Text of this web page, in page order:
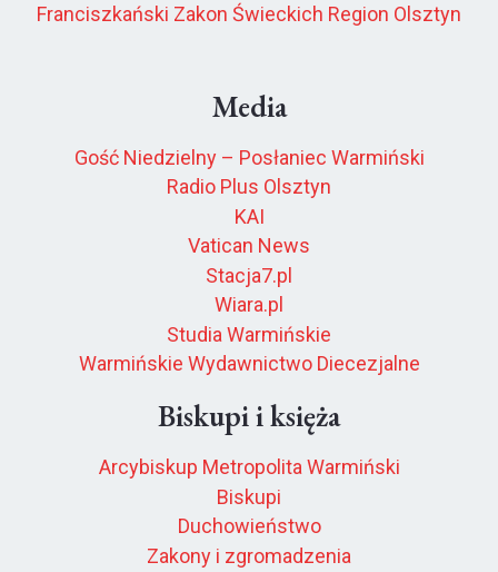
Franciszkański Zakon Świeckich Region Olsztyn
Media
Gość Niedzielny – Posłaniec Warmiński
Radio Plus Olsztyn
KAI
Vatican News
Stacja7.pl
Wiara.pl
Studia Warmińskie
Warmińskie Wydawnictwo Diecezjalne
Biskupi i księża
Arcybiskup Metropolita Warmiński
Biskupi
Duchowieństwo
Zakony i zgromadzenia